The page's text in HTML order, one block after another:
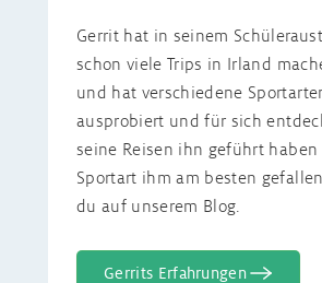
Gerrit hat in seinem
schon viele Trips in Irland
und hat verschiedene
ausprobiert und für sich
seine Reisen ihn geführt
Sportart ihm am besten
du auf unserem Blog.
Gerrits Erfahrungen